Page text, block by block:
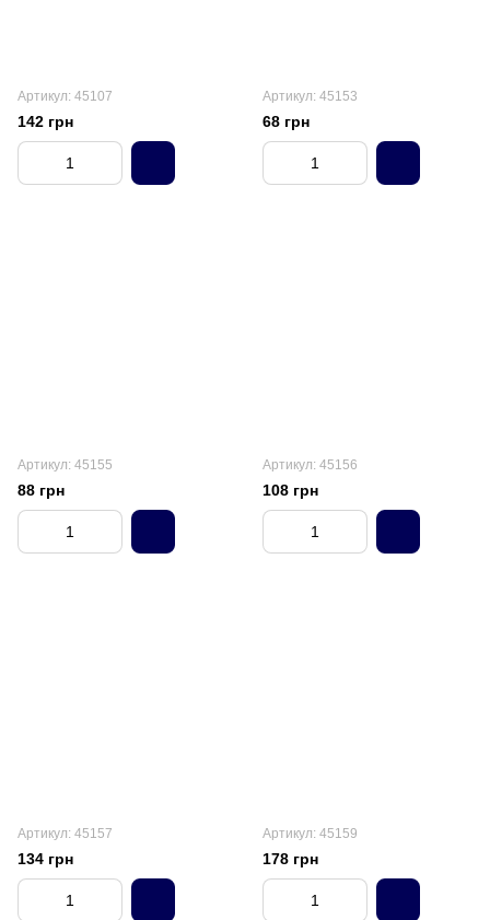
Артикул: 45107
142 грн
Артикул: 45153
68 грн
Артикул: 45155
88 грн
Артикул: 45156
108 грн
Артикул: 45157
134 грн
Артикул: 45159
178 грн